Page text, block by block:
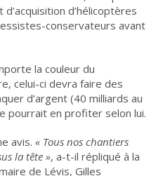
d’hélicoptères
conservateurs avant
la couleur du
celui-ci devra faire des
d’argent (40 milliards au
pourrait en profiter selon lui.
avis. « Tous nos chantiers
la tête », a-t-il répliqué à la
de Lévis, Gilles